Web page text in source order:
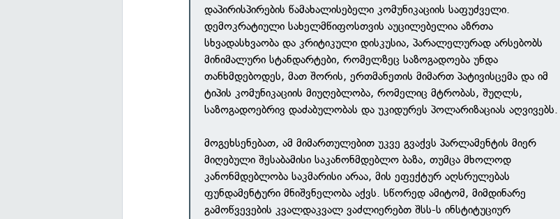
დაპირისპირების წამახალისებელი კომუნიკაციის საფუძველი.
დემოკრატიული სახელმწიფოსთვის აუცილებელია აზრთა
სხვადასხვაობა და კრიტიკული დისკუსია, პარალელურად არსებობს
მინიმალური სტანდარტები, რომელზეც საზოგადოება უნდა
თანხმდებოდეს, მათ შორის, ერთმანეთის მიმართ პატივისცემა და იმ
ტიპის კომუნიკაციის მიუღებლობა, რომელიც მტრობას, შუღლს,
საზოგადოებრივ დაძაბულობას და უკიდურეს პოლარიზაციას აღვივებს.
მოგეხსენებათ, ამ მიმართულებით უკვე გვაქვს პარლამენტის მიერ
მიღებული შესაბამისი საკანონმდებლო ბაზა, თუმცა მხოლოდ
კანონმდებლობა საკმარისი არაა, მის ეფექტურ აღსრულებას
ფუნდამენტური მნიშვნელობა აქვს. სწორედ ამიტომ, მიმდინარე
გამოწვევების კვალდაკვალ ვაძლიერებთ შსს-ს ინსტიტუციურ